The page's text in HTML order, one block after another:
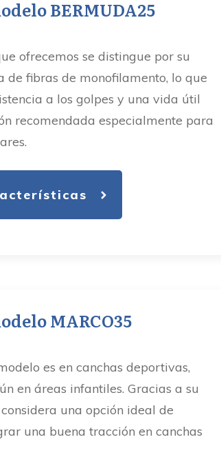
BERMUDA25
ofrecemos se distingue por su
de fibras de monofilamento, lo que
a los golpes y una vida útil
recomendada especialmente para
MARCO35
es en canchas deportivas,
en áreas infantiles. Gracias a su
una opción ideal de
una buena tracción en canchas